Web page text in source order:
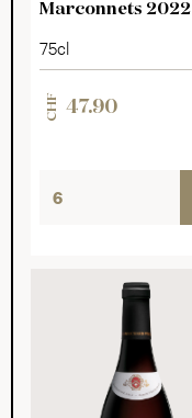
Marconnets 2022
75cl
CHF 47.90